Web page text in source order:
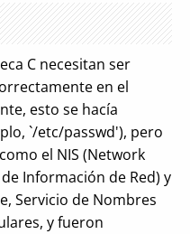
C necesitan ser
en el
esto se hacía
`/etc/passwd'), pero
el NIS (Network
Información de Red) y
Servicio de Nombres
y fueron